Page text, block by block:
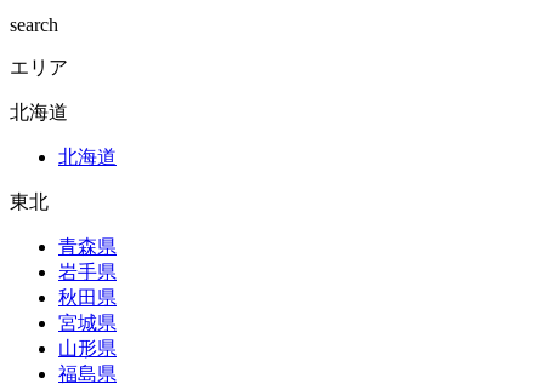
search
エリア
北海道
北海道
東北
青森県
岩手県
秋田県
宮城県
山形県
福島県